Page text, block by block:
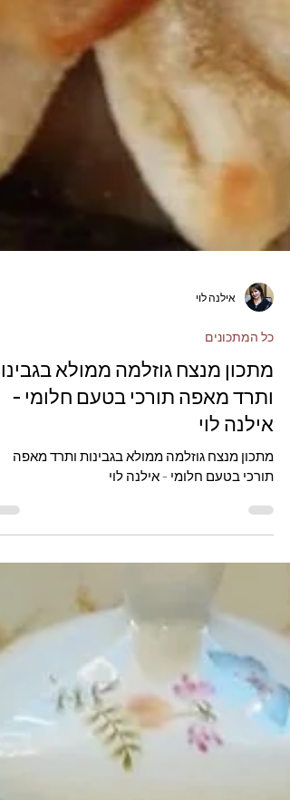
אילנה לוי
כל המתכונים
מתכון מנצח גוזלמה ממולא
ותרד מאפה תורכי בטעם חלומי -
אילנה לוי
תורכי בטעם חלומי - אילנה לוי